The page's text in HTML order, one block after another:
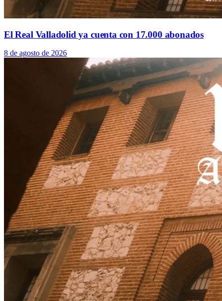
El Real Valladolid ya cuenta con 17.000 abonados
8 de agosto de 2026